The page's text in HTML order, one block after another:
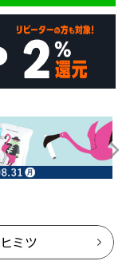
ミツ